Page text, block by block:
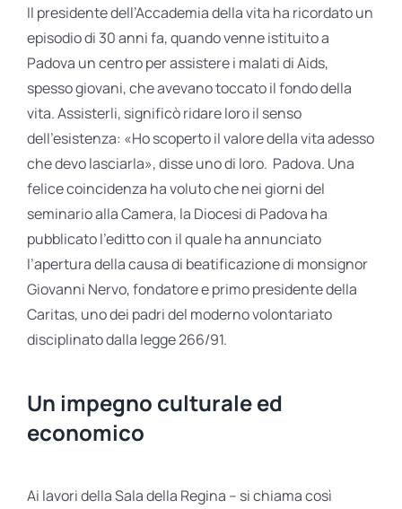
Il presidente dell’Accademia della vita ha ricordato un
episodio di 30 anni fa, quando venne istituito a
Padova un centro per assistere i malati di Aids,
spesso giovani, che avevano toccato il fondo della
vita. Assisterli, significò ridare loro il senso
dell’esistenza: «Ho scoperto il valore della vita adesso
che devo lasciarla», disse uno di loro. Padova. Una
felice coincidenza ha voluto che nei giorni del
seminario alla Camera, la Diocesi di Padova ha
pubblicato l’editto con il quale ha annunciato
l’apertura della causa di beatificazione di monsignor
Giovanni Nervo, fondatore e primo presidente della
Caritas, uno dei padri del moderno volontariato
disciplinato dalla legge 266/91.
Un impegno culturale ed
economico
Ai lavori della Sala della Regina – si chiama così